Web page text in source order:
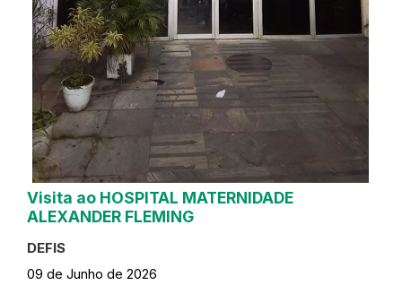
Visita ao HOSPITAL MATERNIDADE
ALEXANDER FLEMING
DEFIS
09 de Junho de 2026